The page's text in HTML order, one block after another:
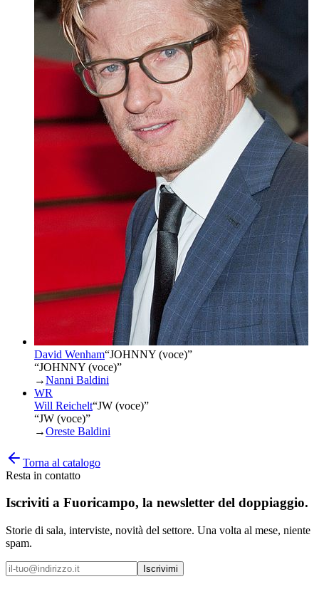
David Wenham“JOHNNY (voce)”
“JOHNNY (voce)”
→Nanni Baldini
WR
Will Reichelt“JW (voce)”
“JW (voce)”
→Oreste Baldini
Torna al catalogo
Resta in contatto
Iscriviti a Fuoricampo, la newsletter del doppiaggio.
Storie di sala, interviste, novità del settore. Una volta al mese, niente
spam.
Iscrivimi